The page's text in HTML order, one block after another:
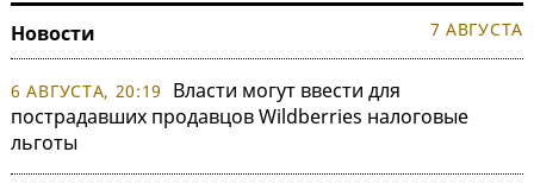
Новости 7 АВГУСТА
6 АВГУСТА, 20:19
Власти могут ввести для
пострадавших продавцов Wildberries налоговые
льготы